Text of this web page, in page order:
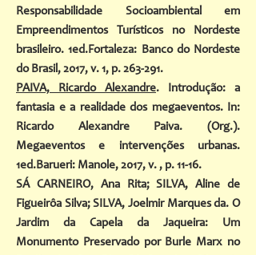
Responsabilidade Socioambiental em
Empreendimentos Turísticos no Nordeste
brasileiro. 1ed.Fortaleza: Banco do Nordeste
do Brasil, 2017, v. 1, p. 263-291.
PAIVA, Ricardo Alexandre. Introdução: a
fantasia e a realidade dos megaeventos. In:
Ricardo Alexandre Paiva. (Org.).
Megaeventos e intervenções urbanas.
1ed.Barueri: Manole, 2017, v. , p. 11-16.
SÁ CARNEIRO, Ana Rita; SILVA, Aline de
Figueirôa Silva; SILVA, Joelmir Marques da. O
Jardim da Capela da Jaqueira: Um
Monumento Preservado por Burle Marx no